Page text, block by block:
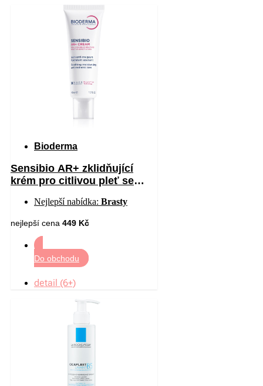
Bioderma
Sensibio AR+ zklidňující
krém pro citlivou pleť se
Nejlepší nabídka: Brasty
nejlepší cena 449 Kč
Do obchodu
detail (6+)